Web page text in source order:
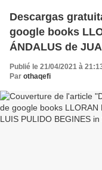
Descargas
google books
ÁNDALUS de
Spanish
Publié le 21/04/2021 à
Par othaqefi